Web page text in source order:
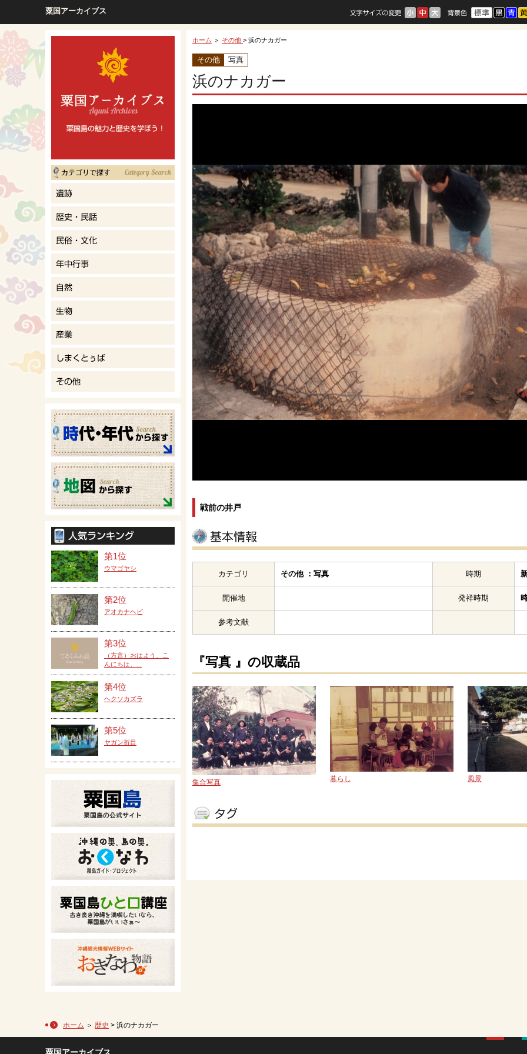
粟国アーカイブス
ホーム ＞ その他 > 浜のナカガー
その他 写真
浜のナカガー
戦前の井戸
カテゴリ その他 ：写真 時期
開催地 発祥時期
参考文献
『写真 』の収蔵品
集合写真 暮らし 風景
第1位
ウマゴヤシ
第2位
アオカナヘビ
第3位
（方言）おはよう、こ
んにちは、...
第4位
ヘクソカズラ
第5位
ヤガン折目
ホーム ＞ 歴史 > 浜のナカガー